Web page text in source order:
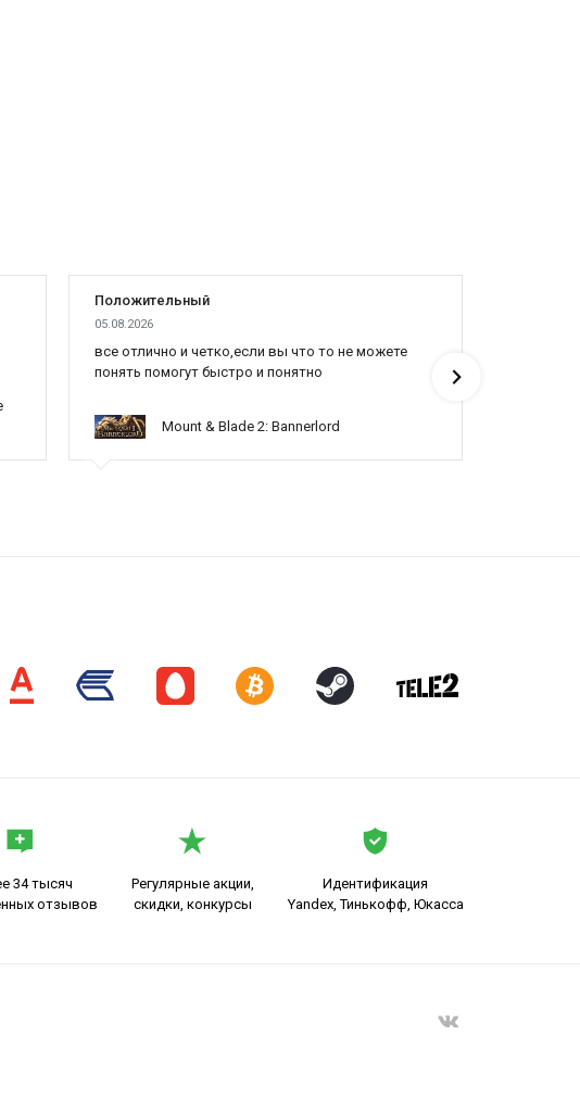
Положительный
05.08.2026
все отлично и четко,если вы что то не можете
понять помогут быстро и понятно
Mount & Blade 2: Bannerlord
34 тысяч
отзывов
Регулярные акции,
скидки, конкурсы
Идентификация
Yandex, Тинькофф, Юкасса